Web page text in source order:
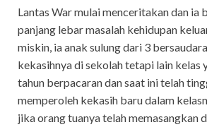
Lantas War mulai menceritakan dan ia
panjang lebar masalah kehidupan
miskin, ia anak sulung dari 3
kekasihnya di sekolah tetapi lain kelas
tahun berpacaran dan saat ini telah
memperoleh kekasih baru dalam
jika orang tuanya telah memasangkan